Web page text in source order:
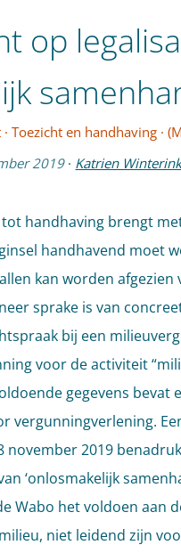
op
· Toezicht en handhaving ·
2019 · Katrien
handhaving brengt
handhavend moet
kan worden
sprake is van
bij een
voor de activiteit
gegevens bevat
vergunningverlening.
november 2019
‘onlosmakelijk
Wabo het voldoen aan
niet leidend zijn